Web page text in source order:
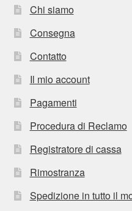
Chi siamo
Consegna
Contatto
Il mio account
Pagamenti
Procedura di Reclamo
Registratore di cassa
Rimostranza
Spedizione in tutto il